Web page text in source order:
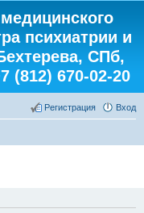
психиатрии и
СПб,
(812) 670-02-20
Вход
Регистрация